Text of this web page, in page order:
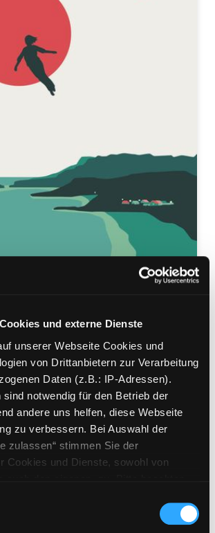
und externe Dienste
unserer Webseite Cookies und
von Drittanbietern zur Verarbeitung
Daten (z.B.: IP-Adressen).
sind notwendig für den Betrieb der
andere uns helfen, diese Webseite
zu verbessern. Bei Auswahl der
zulassen“ stimmen Sie der
Cookies und Dienste, sowohl von
eine Verarbeitung in
(Länder außerhalb des EWR
vom Fliegen
Belletristik
nach diesem Verfasser
Milena (Verfasser)
ein-/ausblenden